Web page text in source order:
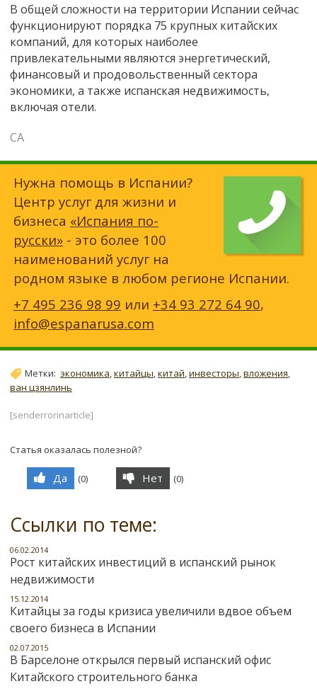
В общей сложности на территории Испании сейчас
функционируют порядка 75 крупных китайских
компаний, для которых наиболее
привлекательными являются энергетический,
финансовый и продовольственный сектора
экономики, а также испанская недвижимость,
включая отели.
СА
Нужна помощь в Испании?
Центр услуг для жизни и
бизнеса «Испания по-
русски» - это более 100
наименований услуг на
родном языке в любом регионе Испании.
+7 495 236 98 99 или +34 93 272 64 90,
info@espanarusa.com
Метки: экономика,китайцы,китай,инвесторы,вложения,
ван цзянлинь
[senderrorinarticle]
Статья оказалась полезной?
Да (0) Нет (0)
Ссылки по теме:
06.02.2014
Рост китайских инвестиций в испанский рынок
недвижимости
15.12.2014
Китайцы за годы кризиса увеличили вдвое объем
своего бизнеса в Испании
02.07.2015
В Барселоне открылся первый испанский офис
Китайского строительного банка